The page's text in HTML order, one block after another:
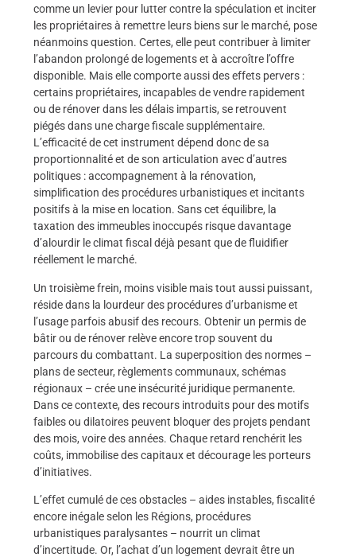
comme un levier pour lutter contre la spéculation et inciter
les propriétaires à remettre leurs biens sur le marché, pose
néanmoins question. Certes, elle peut contribuer à limiter
l’abandon prolongé de logements et à accroître l’offre
disponible. Mais elle comporte aussi des effets pervers :
certains propriétaires, incapables de vendre rapidement
ou de rénover dans les délais impartis, se retrouvent
piégés dans une charge fiscale supplémentaire.
L’efficacité de cet instrument dépend donc de sa
proportionnalité et de son articulation avec d’autres
politiques : accompagnement à la rénovation,
simplification des procédures urbanistiques et incitants
positifs à la mise en location. Sans cet équilibre, la
taxation des immeubles inoccupés risque davantage
d’alourdir le climat fiscal déjà pesant que de fluidifier
réellement le marché.
Un troisième frein, moins visible mais tout aussi puissant,
réside dans la lourdeur des procédures d’urbanisme et
l’usage parfois abusif des recours. Obtenir un permis de
bâtir ou de rénover relève encore trop souvent du
parcours du combattant. La superposition des normes –
plans de secteur, règlements communaux, schémas
régionaux – crée une insécurité juridique permanente.
Dans ce contexte, des recours introduits pour des motifs
faibles ou dilatoires peuvent bloquer des projets pendant
des mois, voire des années. Chaque retard renchérit les
coûts, immobilise des capitaux et décourage les porteurs
d’initiatives.
L’effet cumulé de ces obstacles – aides instables, fiscalité
encore inégale selon les Régions, procédures
urbanistiques paralysantes – nourrit un climat
d’incertitude. Or, l’achat d’un logement devrait être un